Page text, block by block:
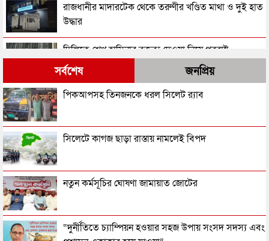
রাজধানীর মাদারটেক থেকে তরুণীর খণ্ডিত মাথা ও দুই হাত
উদ্ধার
দিল্লিতে শেখ হাসিনার বক্তব্য দেওয়া নিয়ে পররাষ্ট্র
মন্ত্রণালয়ের ক্ষোভ
সিলেটের সাবেক মন্ত্রী-এমপিরা কে কোথায়?
জুলাই আন্দোলন ছাত্র-জনতার বীরত্বের স্মারকস্তম্ভ:
সিলেটের জোড়া ব্রিজের পাশ থেকে আটক ফরহাদ- বাদশা
সিলেটে সড়ক দুর্ঘটনায় প্রাণ গেল যুবকের
সর্বশেষ জনপ্রিয়
পিকআপসহ তিনজনকে ধরল সিলেট র‌্যাব
সিলেটে কাগজ ছাড়া রাস্তায় নামলেই বিপদ
নতুন কর্মসূচির ঘোষণা জামায়াত জোটের
“দুর্নীতিতে চ্যাম্পিয়ন হওয়ার সহজ উপায় সংসদ সদস্য এবং